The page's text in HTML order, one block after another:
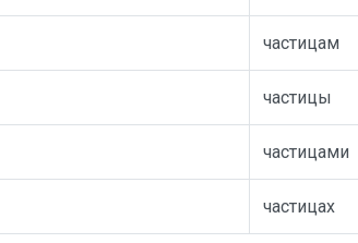
частицам
частицы
частицами
частицах